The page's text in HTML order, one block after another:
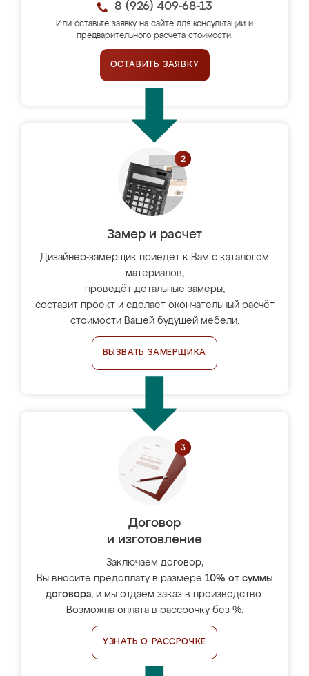
8 (926) 409-68-13
Или оставьте заявку на сайте для консультации и
предварительного расчёта стоимости.
ОСТАВИТЬ ЗАЯВКУ
Замер и расчет
Дизайнер-замерщик приедет к Вам с каталогом
материалов,
проведёт детальные замеры,
составит проект и сделает окончательный расчёт
стоимости Вашей будущей мебели.
ВЫЗВАТЬ ЗАМЕРЩИКА
Договор
и изготовление
Заключаем договор,
Вы вносите предоплату в размере 10% от суммы
договора, и мы отдаём заказ в производство.
Возможна оплата в рассрочку без %.
УЗНАТЬ О РАССРОЧКЕ